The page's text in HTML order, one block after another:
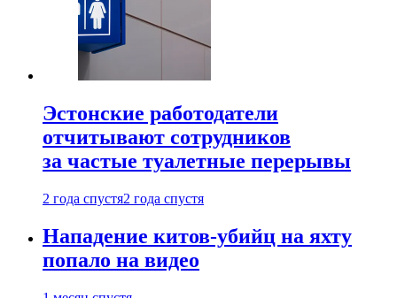
Эстонские работодатели
отчитывают сотрудников
за частые туалетные перерывы
2 года спустя2 года спустя
Нападение китов-убийц на яхту
попало на видео